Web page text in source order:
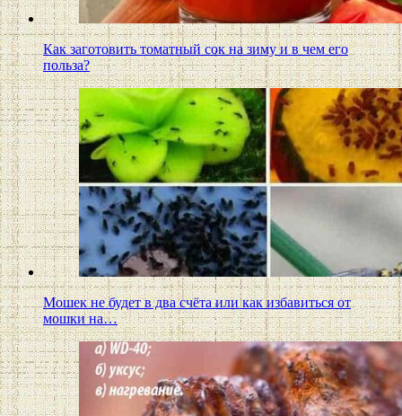
Как заготовить томатный сок на зиму и в чем его
польза?
Мошек не будет в два счёта или как избавиться от
мошки на…